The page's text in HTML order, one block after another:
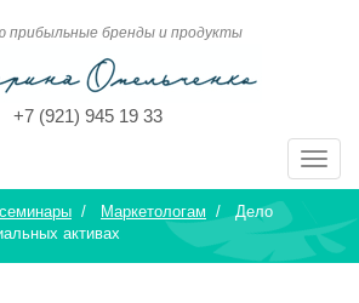
прибыльные бренды и продукты
+7 (921) 945 19 33
/ Маркетологам / Дело
активах